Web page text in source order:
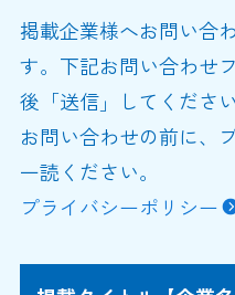
掲載企業様へお問い合
す。下記お問い合わせ
後「送信」してください
お問い合わせの前に、
一読ください。
プライバシーポリシー